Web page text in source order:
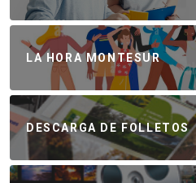
LA HORA MONTESUR
DESCARGA DE FOLLETOS